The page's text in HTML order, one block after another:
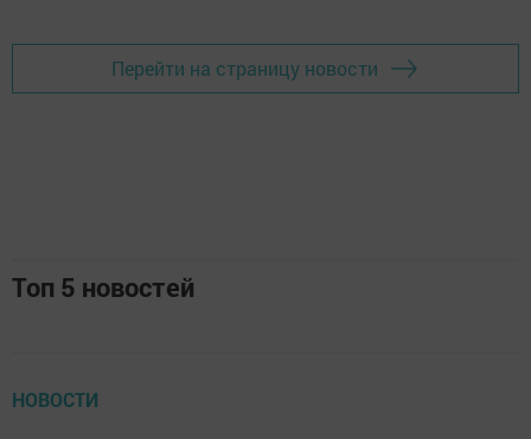
Перейти на страницу новости
Топ 5 новостей
НОВОСТИ